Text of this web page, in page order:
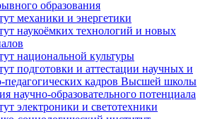
образования
механики и энергетики
наукоёмких технологий и новых
национальной культуры
подготовки и аттестации научных и
педагогических кадров Высшей школы
научно-образовательного потенциала
электроники и светотехники